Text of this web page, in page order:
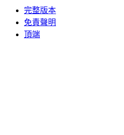
完整版本
免責聲明
頂端